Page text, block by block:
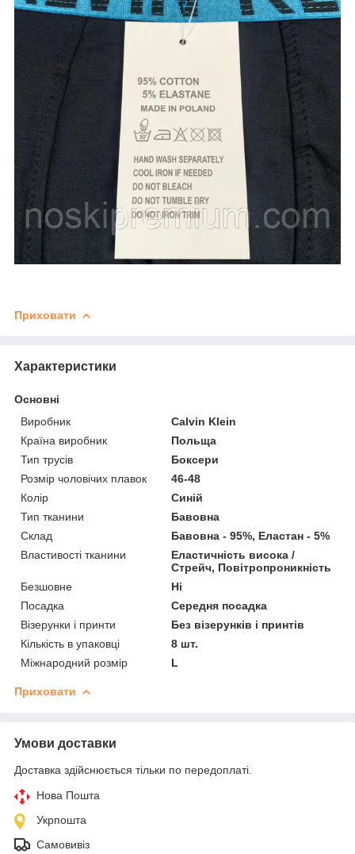
Приховати
Характеристики
Основні
Виробник
Calvin Klein
Країна виробник
Польща
Тип трусів
Боксери
Розмір чоловічих плавок
46-48
Колір
Синій
Тип тканини
Бавовна
Склад
Бавовна - 95%, Еластан - 5%
Властивості тканини
Еластичність висока /
Стрейч, Повітропроникність
Безшовне
Ні
Посадка
Середня посадка
Візерунки і принти
Без візерунків і принтів
Кількість в упаковці
8 шт.
Міжнародний розмір
L
Приховати
Умови доставки
Доставка здійснюється тільки по передоплаті.
Нова Пошта
Укрпошта
Самовивіз